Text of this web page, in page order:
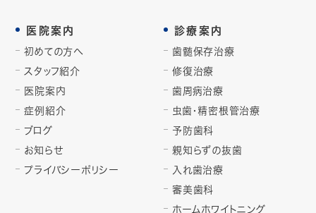
医院案内
初めての方へ
スタッフ紹介
医院案内
症例紹介
ブログ
お知らせ
プライバシーポリシー
診療案内
歯髄保存治療
修復治療
歯周病治療
虫歯・精密根管治療
予防歯科
親知らずの抜歯
入れ歯治療
審美歯科
ホームホワイトニング